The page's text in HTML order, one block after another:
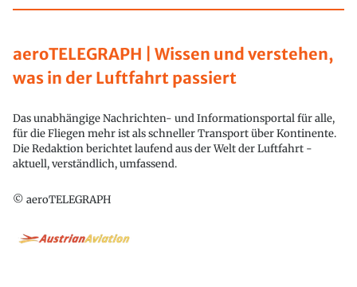
aeroTELEGRAPH | Wissen und verstehen,
was in der Luftfahrt passiert
Das unabhängige Nachrichten- und Informationsportal für alle,
für die Fliegen mehr ist als schneller Transport über Kontinente.
Die Redaktion berichtet laufend aus der Welt der Luftfahrt -
aktuell, verständlich, umfassend.
© aeroTELEGRAPH